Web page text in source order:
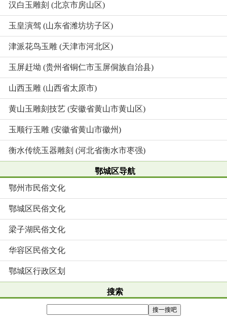
汉白玉雕刻 (北京市房山区)
玉皇演驾 (山东省潍坊坊子区)
津派花鸟玉雕 (天津市河北区)
玉屏赶坳 (贵州省铜仁市玉屏侗族自治县)
山西玉雕 (山西省太原市)
黄山玉雕刻技艺 (安徽省黄山市黄山区)
玉顺行玉雕 (安徽省黄山市徽州)
衡水传统玉器雕刻 (河北省衡水市枣强)
鄂城区导航
鄂州市民俗文化
鄂城区民俗文化
梁子湖民俗文化
华容区民俗文化
鄂城区行政区划
搜索